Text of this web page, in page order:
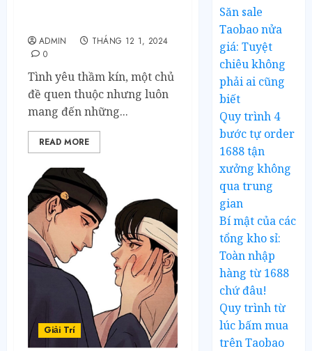
ADMIN
THÁNG 12 1, 2024
0
Tình yêu thầm kín, một chủ
đề quen thuộc nhưng luôn
mang đến những...
READ MORE
Giải Trí
Săn sale
Taobao nửa
giá: Tuyệt
chiêu không
phải ai cũng
biết
Quy trình 4
bước tự order
1688 tận
xưởng không
qua trung
gian
Bí mật của các
tổng kho sỉ:
Toàn nhập
hàng từ 1688
chứ đâu!
Quy trình từ
lúc bấm mua
trên Taobao